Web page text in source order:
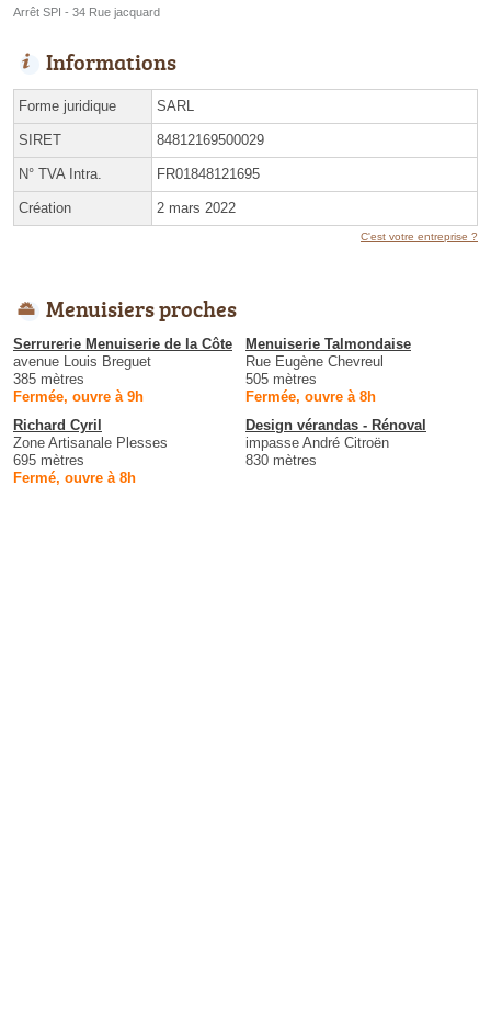
Arrêt SPI - 34 Rue jacquard
Informations
Forme juridique SARL
SIRET 84812169500029
N° TVA Intra. FR01848121695
Création 2 mars 2022
C'est votre entreprise ?
Menuisiers proches
Serrurerie Menuiserie de la Côte
avenue Louis Breguet
385 mètres
Fermée, ouvre à 9h
Menuiserie Talmondaise
Rue Eugène Chevreul
505 mètres
Fermée, ouvre à 8h
Richard Cyril
Zone Artisanale Plesses
695 mètres
Fermé, ouvre à 8h
Design vérandas - Rénoval
impasse André Citroën
830 mètres